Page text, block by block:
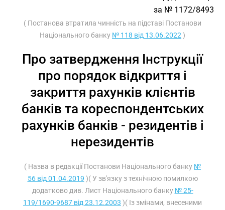
за № 1172/8493
( Постанова втратила чинність на підставі Постанови
Національного банку № 118 від 13.06.2022 )
Про затвердження Інструкції
про порядок відкриття і
закриття рахунків клієнтів
банків та кореспондентських
рахунків банків - резидентів і
нерезидентів
( Назва в редакції Постанови Національного банку №
56 від 01.04.2019 )( У зв'язку з технічною помилкою
додатково див. Лист Національного банку № 25-
119/1690-9687 від 23.12.2003 )( Із змінами, внесеними